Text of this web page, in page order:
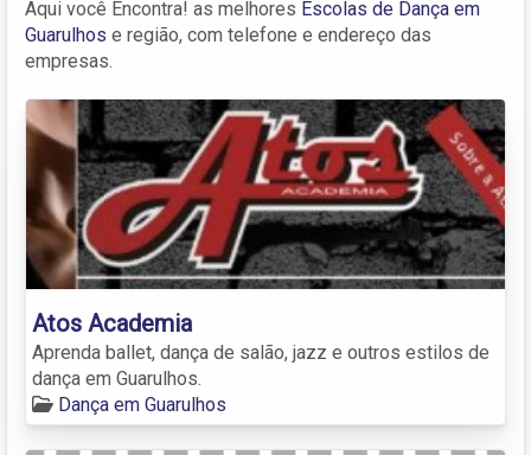
Aqui você Encontra! as melhores Escolas de Dança em
Guarulhos e região, com telefone e endereço das
empresas.
Atos Academia
Aprenda ballet, dança de salão, jazz e outros estilos de
dança em Guarulhos.
Dança em Guarulhos